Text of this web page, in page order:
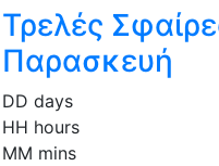
Τρελές
Παρασκευή
DD days
HH hours
MM mins